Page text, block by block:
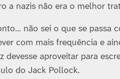
a nazis não era o melhor
não sei o que se passa
com mais frequência e
devesse aproveitar para
do Jack Pollock.